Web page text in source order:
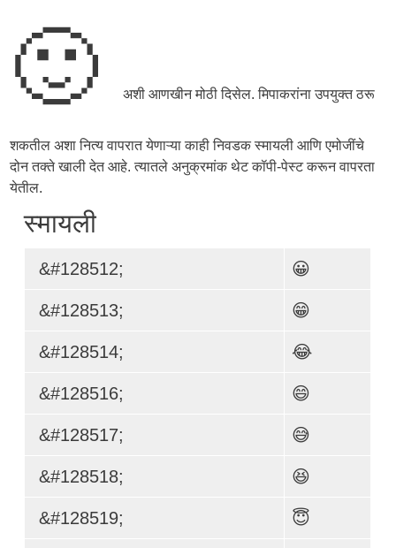
🙂अशी आणखीन मोठी दिसेल. मिपाकरांना उपयुक्त ठरू
शकतील अशा नित्य वापरात येणाऱ्या काही निवडक स्मायली आणि एमोजींचे
दोन तक्ते खाली देत आहे. त्यातले अनुक्रमांक थेट कॉपी-पेस्ट करून वापरता
येतील.
स्मायली
&#128512; 😀
&#128513; 😁
&#128514; 😂
&#128516; 😄
&#128517; 😅
&#128518; 😆
&#128519; 😇